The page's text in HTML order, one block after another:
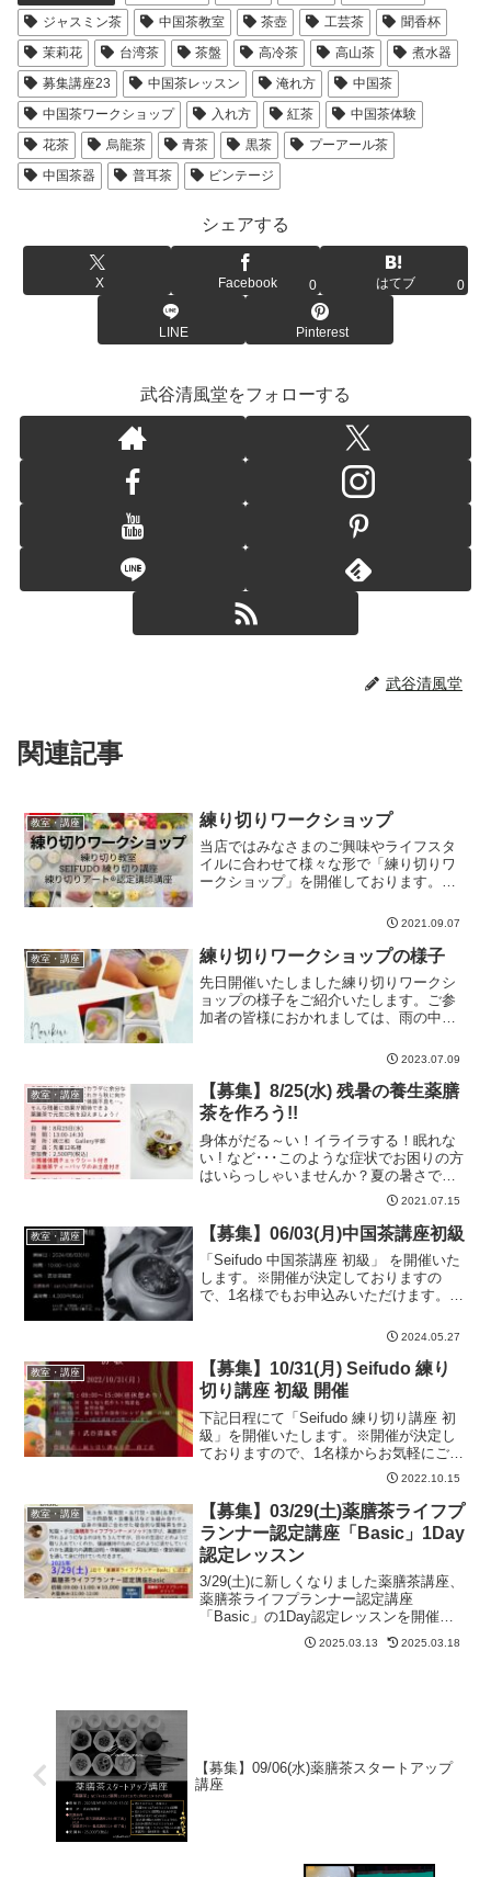
ジャスミン茶 中国茶教室 茶壺 工芸茶
聞香杯
茉莉花
台湾茶 茶盤 高冷茶 高山茶
煮水器
募集講座23
中国茶レッスン 淹れ方
中国茶
中国茶ワークショップ
入れ方 紅茶
中国茶体験
花茶
烏龍茶 青茶 黒茶
プーアール茶
中国茶器
普耳茶 ビンテージ
シェアする
X Facebook 0 はてブ 0
LINE Pinterest
武谷清風堂をフォローする
武谷清風堂
関連記事
教室・講座 練り切りワークショップ
当店ではみなさまのご興味やライフスタ
イルに合わせて様々な形で「練り切りワ
ークショップ」を開催しております。気
堂練り切り教室！！餡作りから本格的に
識が欲しい!教室を開...
2021.09.07
教室・講座 練り切りワークショップの様子
先日開催いたしました練り切りワークシ
ョップの様子をご紹介いたします。ご参
加者の皆様におかれましては、雨の中ご
ました。今回は夏をテーマに「向日葵」
回は小さな細工が多い作品...
2023.07.09
教室・講座
【募集】8/25(水) 残暑の養生薬膳
茶を作ろう!!
身体がだる～い！イライラする！眠れな
い ! など･･･このような症状でお困りの方
はいらっしゃいませんか？夏の暑さで陽
気を浴びた私たちの身体は余分な熱がこ
もった状態です。さらにこれから秋に向
かい気温と気圧の変化による体調不良も
顕在化してきます...
2021.07.15
教室・講座 【募集】06/03(月)中国茶講座初級
「Seifudo 中国茶講座 初級」 を開催いた
します。※開催が決定しておりますの
で、1名様でもお申込みいただけます。■
所：武谷清風堂■受講条件：どなたでもご
2024.05.27
教室・講座
【募集】10/31(月) Seifudo 練り
切り講座 初級 開催
下記日程にて「Seifudo 練り切り講座 初
級」を開催いたします。※開催が決定し
ておりますので、1名様からお気軽にご参
加いただけます。■開催日：10/31(月)
09:00～15:00頃(昼休憩あり)09:00-11:30
練り切り餡作り...
2022.10.15
教室・講座
【募集】03/29(土)薬膳茶ライフプ
ランナー認定講座「Basic」1Day
認定レッスン
3/29(土)に新しくなりました薬膳茶講座、
薬膳茶ライフプランナー認定講座
「Basic」の1Day認定レッスンを開催い
たします。この講座は薬膳茶ライフプラ
ンナー認定講座「Basic」の「初級」・
2025.03.13 2025.03.18
【募集】09/06(水)薬膳茶スタートアップ
講座